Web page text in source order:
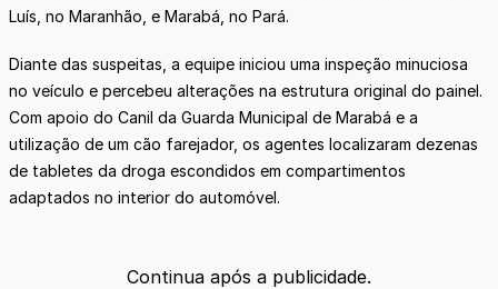
Luís, no Maranhão, e Marabá, no Pará.
Diante das suspeitas, a equipe iniciou uma inspeção minuciosa
no veículo e percebeu alterações na estrutura original do painel.
Com apoio do Canil da Guarda Municipal de Marabá e a
utilização de um cão farejador, os agentes localizaram dezenas
de tabletes da droga escondidos em compartimentos
adaptados no interior do automóvel.
Continua após a publicidade.